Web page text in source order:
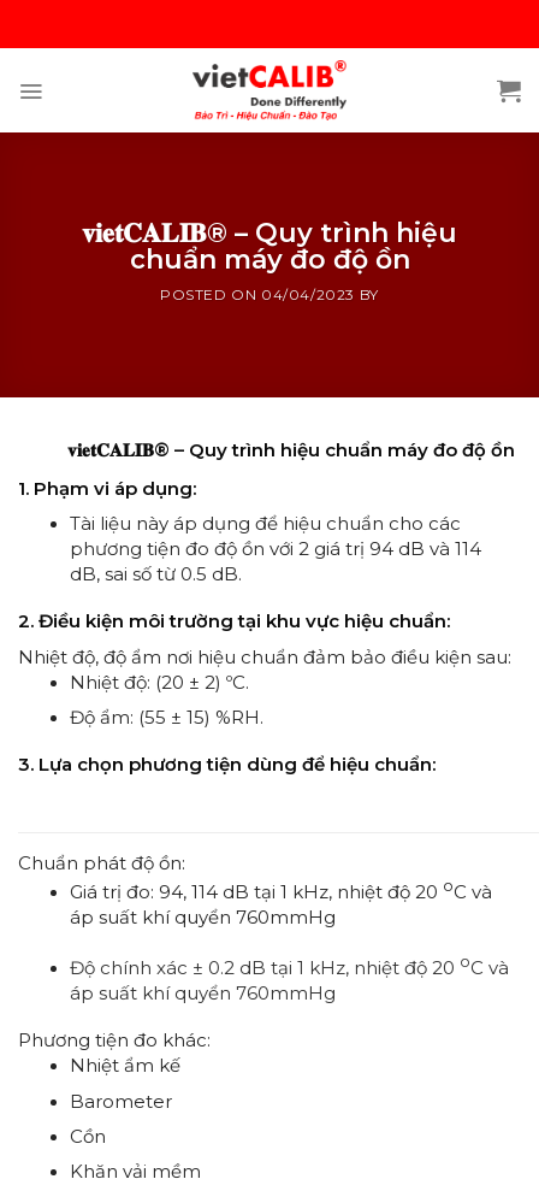
content
𝐯𝐢𝐞𝐭𝐂𝐀𝐋𝐈𝐁® – Quy trình hiệu
chuẩn máy đo độ ồn
POSTED ON 04/04/2023 BY
𝐯𝐢𝐞𝐭𝐂𝐀𝐋𝐈𝐁® – Quy trình hiệu chuẩn máy đo độ ồn
1. Phạm vi áp dụng:
Tài liệu này áp dụng để hiệu chuẩn cho các
phương tiện đo độ ồn với 2 giá trị 94 dB và 114
dB, sai số từ 0.5 dB.
2. Điều kiện môi trường tại khu vực hiệu chuẩn:
Nhiệt độ, độ ẩm nơi hiệu chuẩn đảm bảo điều kiện sau:
Nhiệt độ: (20 ± 2) ºC.
Độ ẩm: (55 ± 15) %RH.
3. Lựa chọn phương tiện dùng để hiệu chuẩn:
Chuẩn phát độ ồn:
Giá trị đo: 94, 114 dB tại 1 kHz, nhiệt độ 20 oC và
áp suất khí quyển 760mmHg
Độ chính xác ± 0.2 dB tại 1 kHz, nhiệt độ 20 oC và
áp suất khí quyển 760mmHg
Phương tiện đo khác:
Nhiệt ẩm kế
Barometer
Cồn
Khăn vải mềm